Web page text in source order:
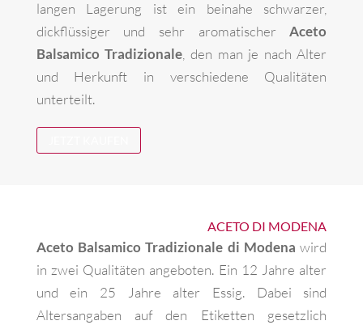
langen Lagerung ist ein beinahe schwarzer,
dickflüssiger und sehr aromatischerAceto
Balsamico Tradizionale , den man je nach Alter
und Herkunft in verschiedene Qualitäten
unterteilt.
ACETO DI MODENA
Aceto Balsamico Tradizionale di Modena wird
in zwei Qualitäten angeboten. Ein 12 Jahre alter
und ein 25 Jahre alter Essig. Dabei sind
Altersangaben auf den Etiketten gesetzlich